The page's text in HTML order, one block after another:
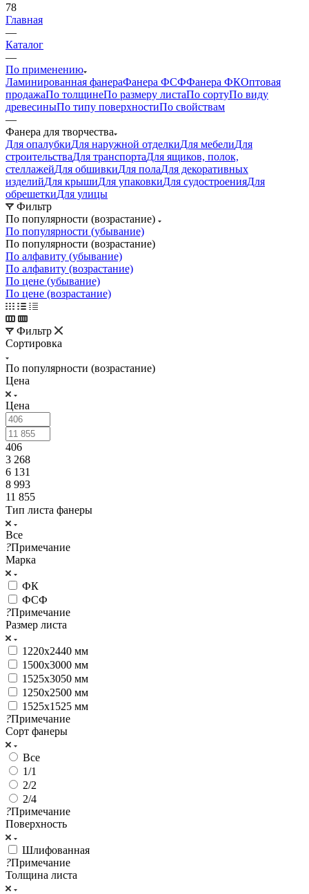
78
Главная
—
Каталог
—
По применению
Ламинированная фанераФанера ФСФФанера ФКОптовая
продажаПо толщинеПо размеру листаПо сортуПо виду
древесиныПо типу поверхностиПо свойствам
—
Фанера для творчества
Для опалубкиДля наружной отделкиДля мебелиДля
строительстваДля транспортаДля ящиков, полок,
стеллажейДля обшивкиДля полаДля декоративных
изделийДля крышиДля упаковкиДля судостроенияДля
обрешеткиДля улицы
Фильтр
По популярности (возрастание)
По популярности (убывание)
По популярности (возрастание)
По алфавиту (убывание)
По алфавиту (возрастание)
По цене (убывание)
По цене (возрастание)
Фильтр
Сортировка
По популярности (возрастание)
Цена
Цена
406
3 268
6 131
8 993
11 855
Тип листа фанеры
Все
?Примечание
Марка
ФК
ФСФ
?Примечание
Размер листа
1220x2440 мм
1500x3000 мм
1525x3050 мм
1250x2500 мм
1525x1525 мм
?Примечание
Сорт фанеры
Все
1/1
2/2
2/4
?Примечание
Поверхность
Шлифованная
?Примечание
Толщина листа